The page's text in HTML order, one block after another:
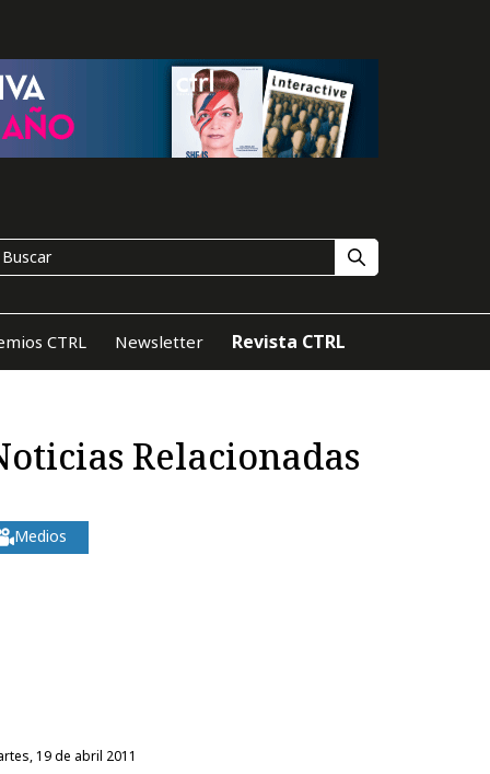
CTRL Newsletter Revista CTRL
Relacionadas
Medios
19 de abril 2011